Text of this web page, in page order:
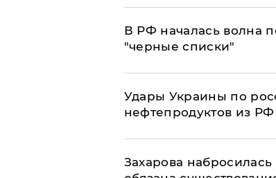
​В РФ началась волна
"черные списки"
Удары Украины по
нефтепродуктов из
​Захарова